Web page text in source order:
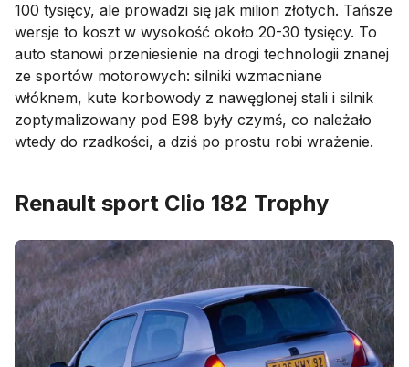
100 tysięcy, ale prowadzi się jak milion złotych. Tańsze
wersje to koszt w wysokość około 20-30 tysięcy. To
auto stanowi przeniesienie na drogi technologii znanej
ze sportów motorowych: silniki wzmacniane
włóknem, kute korbowody z nawęglonej stali i silnik
zoptymalizowany pod E98 były czymś, co należało
wtedy do rzadkości, a dziś po prostu robi wrażenie.
Renault sport Clio 182 Trophy